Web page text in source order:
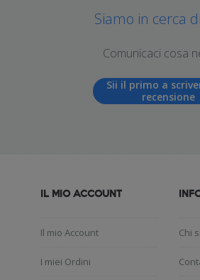
Siamo in cerca
Comunicaci cosa
Sii il primo a
recensione
IL MIO ACCOUNT
Il mio Account
I miei Ordini
Chi